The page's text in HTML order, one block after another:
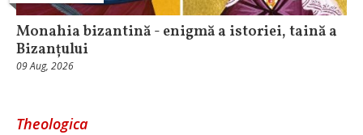
Monahia bizantină - enigmă a istoriei, taină a
Bizanțului
09 Aug, 2026
Theologica